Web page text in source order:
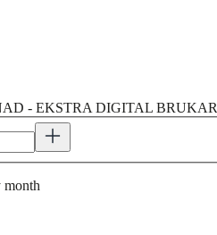
- EKSTRA DIGITAL BRUKAR
month